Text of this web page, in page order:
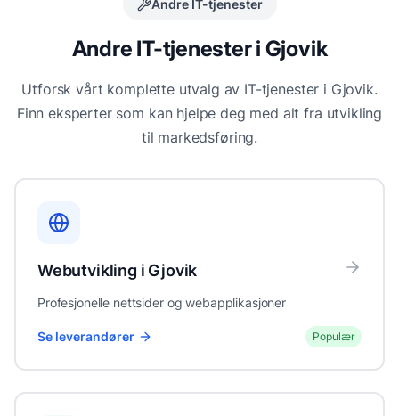
Andre IT-tjenester
Andre IT-tjenester i Gjovik
Utforsk vårt komplette utvalg av IT-tjenester i Gjovik.
Finn eksperter som kan hjelpe deg med alt fra utvikling
til markedsføring.
Webutvikling i Gjovik
Profesjonelle nettsider og webapplikasjoner
Se leverandører Populær